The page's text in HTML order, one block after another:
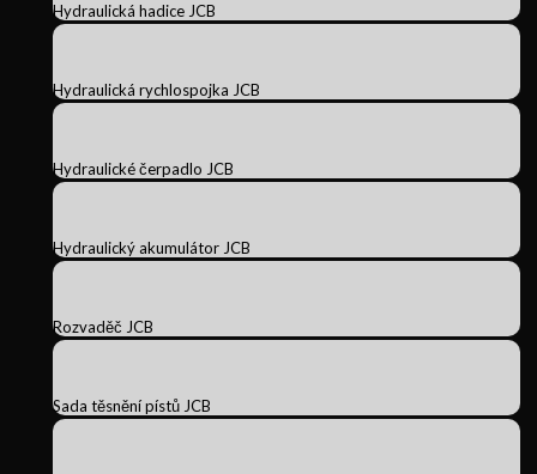
Hydraulická hadice JCB
Hydraulická rychlospojka JCB
Hydraulické čerpadlo JCB
Hydraulický akumulátor JCB
Rozvaděč JCB
Sada těsnění pístů JCB